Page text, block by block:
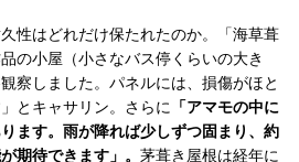
性はどれだけ保たれたのか。「海草葺
の小屋（小さなバス停くらいの大き
察しました。パネルには、損傷がほと
とキャサリン。さらに 「アマモの中に
ます。雨が降れば少しずつ固まり、約
期待できます」。 茅葺き屋根は経年に